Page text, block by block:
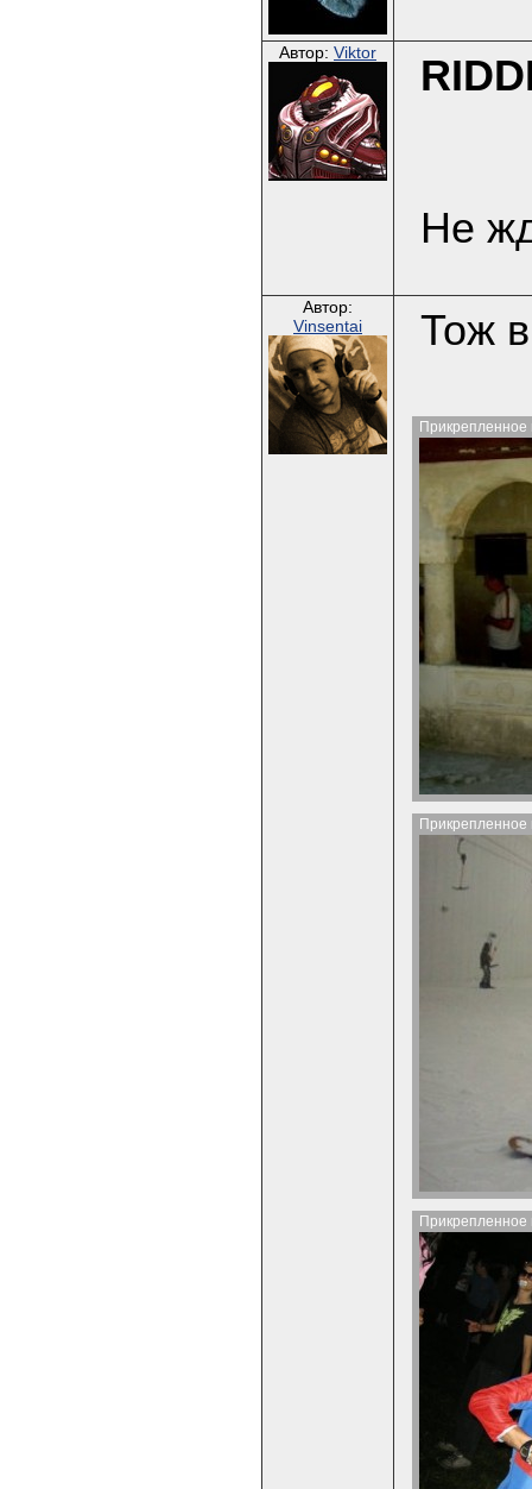
Автор: Viktor
Не
Автор:
Vinsentai
Тож